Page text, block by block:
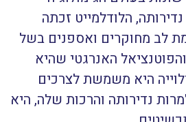
נדירותה, הלודלמייט זכתה
לב מחוקרים ואספנים בשל
והפוטנציאל האנרגטי שהיא
היא משמשת לצרכים
נדירותה והרכות שלה, היא